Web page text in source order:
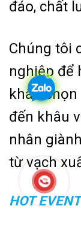
đáo, chất
Chúng tôi
nghiệp để
khâu
đến khâu
nhân
từ vạch
HOT